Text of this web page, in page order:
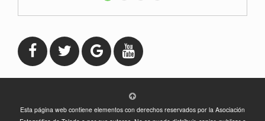
Esta página web contiene elementos con derechos reservados por la Asociación